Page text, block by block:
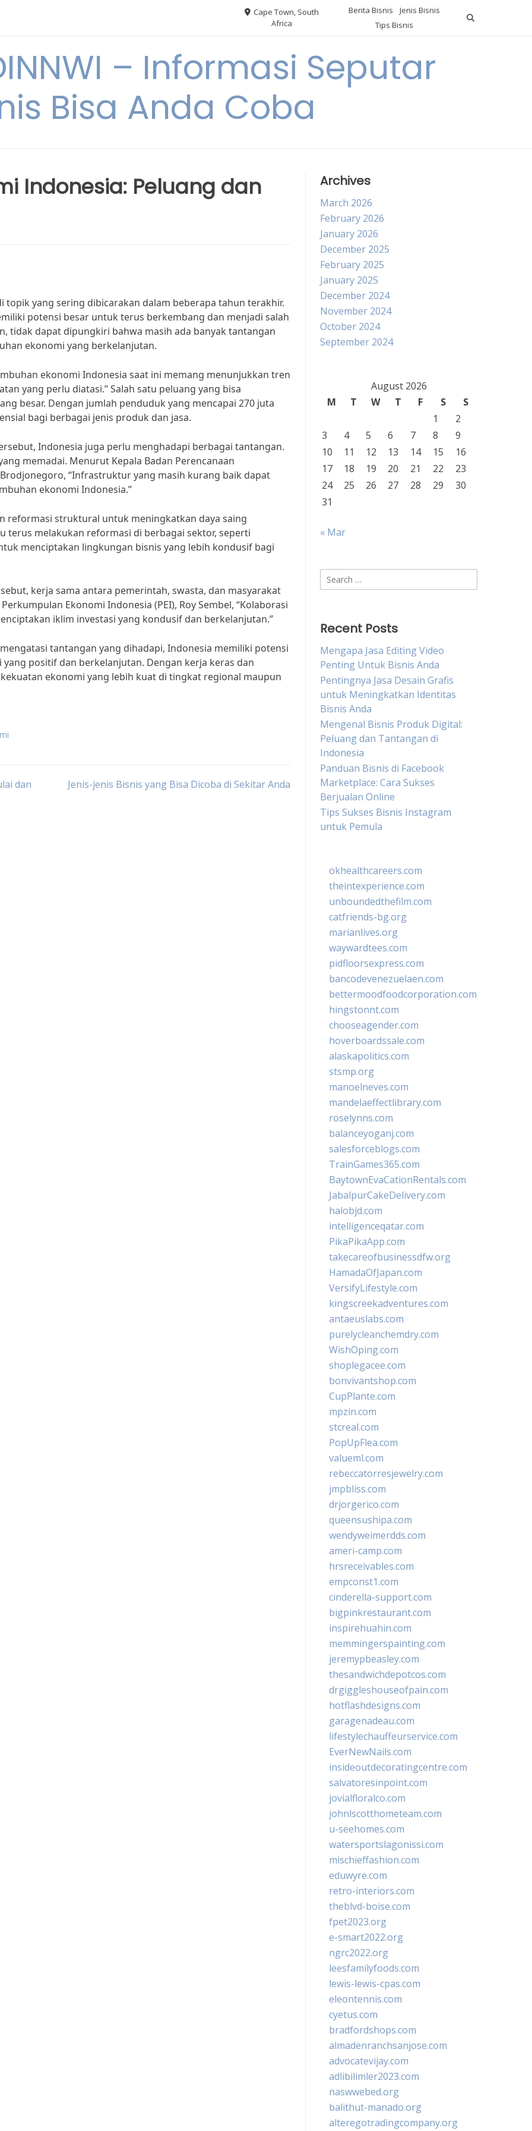
Cape Town, South
Africa
Berita Bisnis
Jenis Bisnis
Tips Bisnis
– Informasi Seputar
Bisa Anda Coba
Indonesia: Peluang dan
yang sering dibicarakan dalam beberapa tahun terakhir.
potensi besar untuk terus berkembang dan menjadi salah
tidak dapat dipungkiri bahwa masih ada banyak tantangan
ekonomi yang berkelanjutan.
ekonomi Indonesia saat ini memang menunjukkan tren
yang perlu diatasi.” Salah satu peluang yang bisa
besar. Dengan jumlah penduduk yang mencapai 270 juta
bagi berbagai jenis produk dan jasa.
Indonesia juga perlu menghadapi berbagai tantangan.
memadai. Menurut Kepala Badan Perencanaan
“Infrastruktur yang masih kurang baik dapat
ekonomi Indonesia.”
reformasi struktural untuk meningkatkan daya saing
terus melakukan reformasi di berbagai sektor, seperti
menciptakan lingkungan bisnis yang lebih kondusif bagi
kerja sama antara pemerintah, swasta, dan masyarakat
Ekonomi Indonesia (PEI), Roy Sembel, “Kolaborasi
iklim investasi yang kondusif dan berkelanjutan.”
tantangan yang dihadapi, Indonesia memiliki potensi
positif dan berkelanjutan. Dengan kerja keras dan
ekonomi yang lebih kuat di tingkat regional maupun
dan
Jenis-jenis Bisnis yang Bisa Dicoba di Sekitar Anda
Archives
March 2026
February 2026
January 2026
December 2025
February 2025
January 2025
December 2024
November 2024
October 2024
September 2024
August 2026
M
T W T F S
S
1
2
3
4 5 6 7 8
9
10
11 12 13 14 15
16
17
18 19 20 21 22
23
24
25 26 27 28 29
30
31
« Mar
Search
for:
Recent Posts
Mengapa Jasa Editing Video
Penting Untuk Bisnis Anda
Pentingnya Jasa Desain Grafis
untuk Meningkatkan Identitas
Bisnis Anda
Mengenal Bisnis Produk Digital:
Peluang dan Tantangan di
Indonesia
Panduan Bisnis di Facebook
Marketplace: Cara Sukses
Berjualan Online
Tips Sukses Bisnis Instagram
untuk Pemula
okhealthcareers.com
theintexperience.com
unboundedthefilm.com
catfriends-bg.org
marianlives.org
waywardtees.com
pidfloorsexpress.com
bancodevenezuelaen.com
bettermoodfoodcorporation.com
hingstonnt.com
chooseagender.com
hoverboardssale.com
alaskapolitics.com
stsmp.org
manoelneves.com
mandelaeffectlibrary.com
roselynns.com
balanceyoganj.com
salesforceblogs.com
TrainGames365.com
BaytownEvaCationRentals.com
JabalpurCakeDelivery.com
halobjd.com
intelligenceqatar.com
PikaPikaApp.com
takecareofbusinessdfw.org
HamadaOfJapan.com
VersifyLifestyle.com
kingscreekadventures.com
antaeuslabs.com
purelycleanchemdry.com
WishOping.com
shoplegacee.com
bonvivantshop.com
CupPlante.com
mpzin.com
stcreal.com
PopUpFlea.com
valueml.com
rebeccatorresjewelry.com
jmpbliss.com
drjorgerico.com
queensushipa.com
wendyweimerdds.com
ameri-camp.com
hrsreceivables.com
empconst1.com
cinderella-support.com
bigpinkrestaurant.com
inspirehuahin.com
memmingerspainting.com
jeremypbeasley.com
thesandwichdepotcos.com
drgiggleshouseofpain.com
hotflashdesigns.com
garagenadeau.com
lifestylechauffeurservice.com
EverNewNails.com
insideoutdecoratingcentre.com
salvatoresinpoint.com
jovialfloralco.com
johnlscotthometeam.com
u-seehomes.com
watersportslagonissi.com
mischieffashion.com
eduwyre.com
retro-interiors.com
theblvd-boise.com
fpet2023.org
e-smart2022.org
ngrc2022.org
leesfamilyfoods.com
lewis-lewis-cpas.com
eleontennis.com
cyetus.com
bradfordshops.com
almadenranchsanjose.com
advocatevijay.com
adlibilimler2023.com
naswwebed.org
balithut-manado.org
alteregotradingcompany.org